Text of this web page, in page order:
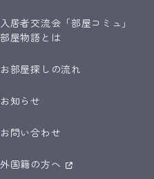
入居者交流会「部屋コミュ」
部屋物語とは
お部屋探しの流れ
お知らせ
お問い合わせ
外国籍の方へ